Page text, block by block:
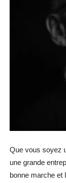
Que vous soyez
une grande
bonne marche et